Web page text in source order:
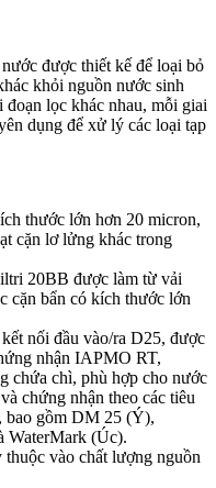
được thiết kế để loại bỏ
khỏi nguồn nước sinh
lọc khác nhau, mỗi giai
dụng để xử lý các loại tạp
thước lớn hơn 20 micron,
cặn lơ lửng khác trong
20BB được làm từ vải
cặn bẩn có kích thước lớn
nối đầu vào/ra D25, được
nhận IAPMO RT,
chứa chì, phù hợp cho nước
chứng nhận theo các tiêu
bao gồm DM 25 (Ý),
WaterMark (Úc).
thuộc vào chất lượng nguồn